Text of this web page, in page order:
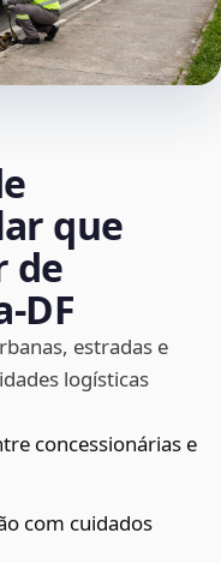
que
de
estradas e
logísticas
concessionárias e
com cuidados